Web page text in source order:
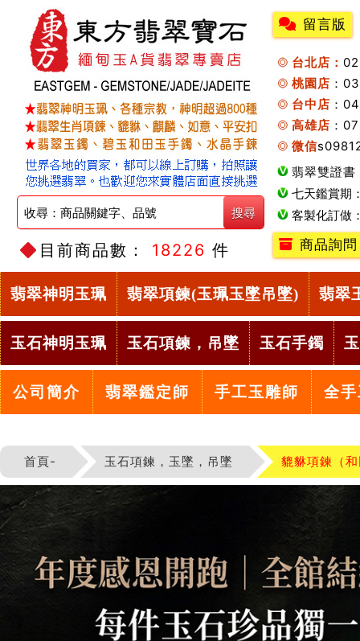
目前商品數： 18226 件
留言版
台北店：
桃園店 ：
台中店 ：
高雄店 ：
微信
翡翠雙證書
七天鑑賞期
客製化訂做
商品詢問
翡翠神明玉珮 翡翠項鍊(玉珮玉墜吊墜) 翡翠
玉石神明玉珮 玉石項鍊，吊墜 玉石手鐲
公司簡介 翡翠鑑定師 手工玉雕師 全
首頁- 玉石項鍊，玉墜，吊墜 貔貅項鍊（